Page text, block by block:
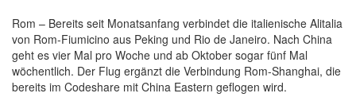
Rom – Bereits seit Monatsanfang verbindet die italienische Alitalia
von Rom-Fiumicino aus Peking und Rio de Janeiro. Nach China
geht es vier Mal pro Woche und ab Oktober sogar fünf Mal
wöchentlich. Der Flug ergänzt die Verbindung Rom-Shanghai, die
bereits im Codeshare mit China Eastern geflogen wird.